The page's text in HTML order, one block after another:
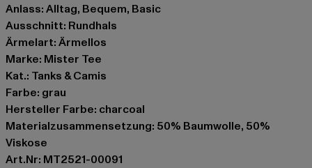
Anlass: Alltag, Bequem, Basic
Ausschnitt: Rundhals
Ärmelart: Ärmellos
Marke: Mister Tee
Kat.: Tanks & Camis
Farbe: grau
Hersteller Farbe: charcoal
Materialzusammensetzung: 50% Baumwolle, 50%
Viskose
Art.Nr: MT2521-00091